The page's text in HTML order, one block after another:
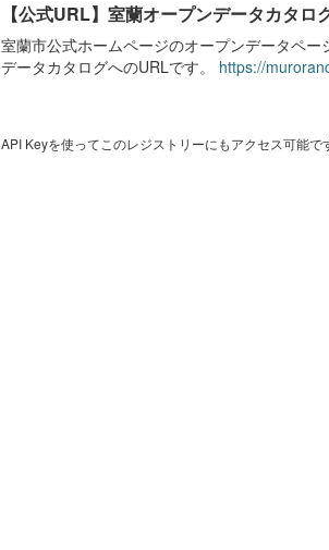
【公式URL】室蘭オープンデータカタロ
室蘭市公式ホームページのオープンデータペー
データカタログへのURLです。 https://
API Keyを使ってこのレジストリーにもアクセス可能で